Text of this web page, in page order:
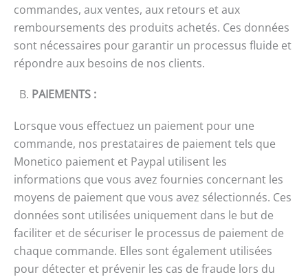
commandes, aux ventes, aux retours et aux
remboursements des produits achetés. Ces données
sont nécessaires pour garantir un processus fluide et
répondre aux besoins de nos clients.
B. PAIEMENTS :
Lorsque vous effectuez un paiement pour une
commande, nos prestataires de paiement tels que
Monetico paiement et Paypal utilisent les
informations que vous avez fournies concernant les
moyens de paiement que vous avez sélectionnés. Ces
données sont utilisées uniquement dans le but de
faciliter et de sécuriser le processus de paiement de
chaque commande. Elles sont également utilisées
pour détecter et prévenir les cas de fraude lors du